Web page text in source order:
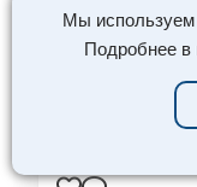
Мы используем
Подробнее в